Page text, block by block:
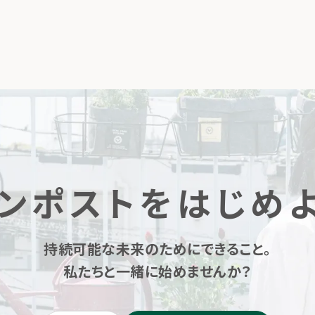
ポストをはじめ
持続可能な未来のためにできること。
私たちと一緒に始めませんか？